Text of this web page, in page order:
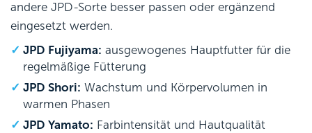
andere JPD-Sorte besser passen oder ergänzend
eingesetzt werden.
JPD Fujiyama: ausgewogenes Hauptfutter für die
regelmäßige Fütterung
JPD Shori: Wachstum und Körpervolumen in
warmen Phasen
JPD Yamato: Farbintensität und Hautqualität